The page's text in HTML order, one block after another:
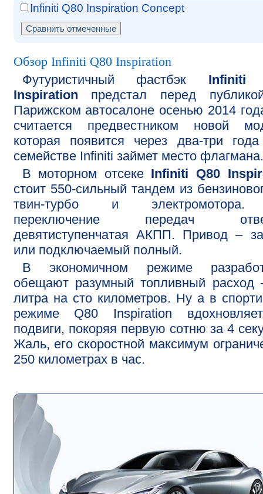
Infiniti Q80 Inspiration Concept
Обзор Infiniti Q80 Inspiration
Футуристичный фастбэк Infiniti
Inspiration предстал перед
Парижском автосалоне осенью 2014
считается предвестником новой
которая появится через два-три
семействе Infiniti займет место флагмана.
В моторном отсеке Infiniti Q80
стоит 550-сильный тандем из
твин-турбо и
переключение передач
девятиступенчатая АКПП. Привод –
или подключаемый полный.
В экономичном режиме
обещают разумный топливный расход
литра на сто километров. Ну а в
режиме Q80 Inspiration
подвиги, покоряя первую сотню за 4
Жаль, его скоростной максимум
250 километрах в час.